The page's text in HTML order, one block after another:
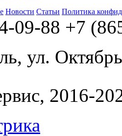
Новости Статьи Политика
09-88 +7
ул.
2016-